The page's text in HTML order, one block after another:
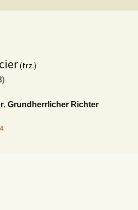
(frz.)
, Grundherrlicher Richter